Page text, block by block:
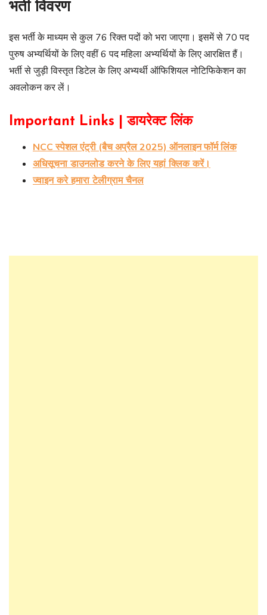
भर्ती विवरण
इस भर्ती के माध्यम से कुल 76 रिक्त पदों को भरा जाएगा। इसमें से 70 पद
पुरुष अभ्यर्थियों के लिए वहीं 6 पद महिला अभ्यर्थियों के लिए आरक्षित हैं।
भर्ती से जुड़ी विस्तृत डिटेल के लिए अभ्यर्थी ऑफिशियल नोटिफिकेशन का
अवलोकन कर लें।
Important Links | डायरेक्ट लिंक
NCC स्पेशल एंट्री (बैच अप्रैल 2025) ऑनलाइन फॉर्म लिंक
अधिसूचना डाउनलोड करने के लिए यहां क्लिक करें।
ज्वाइन करे हमारा टेलीग्राम चैनल